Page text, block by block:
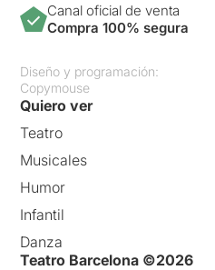
Canal oficial de venta
Compra 100% segura
Diseño y programación:
Copymouse
Quiero ver
Teatro
Musicales
Humor
Infantil
Danza
Teatro Barcelona ©2026